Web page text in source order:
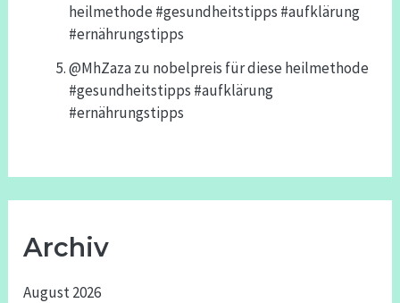
heilmethode #gesundheitstipps #aufklärung
#ernährungstipps
@MhZazazu nobelpreis für diese heilmethode
#gesundheitstipps #aufklärung
#ernährungstipps
Archiv
August 2026